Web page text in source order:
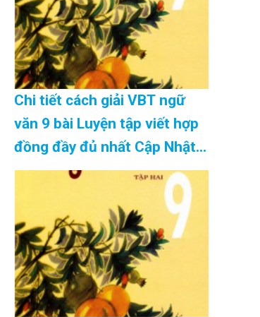
Chi tiết cách giải VBT ngữ
văn 9 bài Luyện tập viết hợp
đồng đầy đủ nhất Cập Nhật
08/2026